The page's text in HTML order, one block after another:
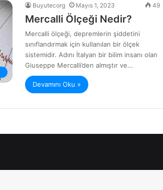
Buyutecorg Mayıs 1, 2023 49
Mercalli Ölçeği Nedir?
Mercalli ölçeği, depremlerin şiddetini
sınıflandırmak için kullanılan bir ölçek
sistemidir. Adını İtalyan bir bilim insanı olan
Giuseppe Mercalli’den almıştır ve…
Devamını Oku »